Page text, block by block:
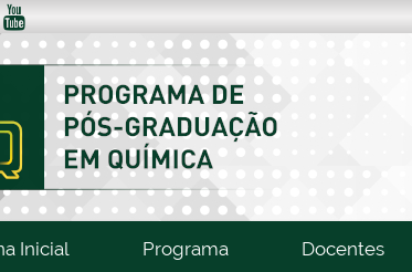
Inicial Programa Docentes